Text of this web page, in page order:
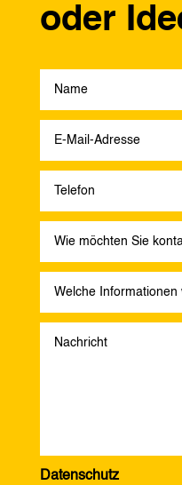
oder
Datenschutz